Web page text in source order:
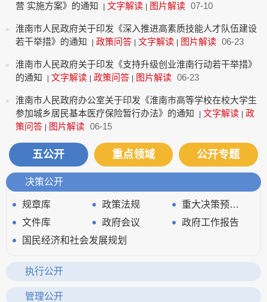
营 实施方案》的通知
文字解读 图片解读 07-10
淮南市人民政府关于印发《深入推进高素质技能人才队伍建设
若干举措》的通知
政策问答 文字解读 图片解读 06-23
淮南市人民政府关于印发《支持升级创业淮南行动若干举措》
的通知
文字解读 政策问答 图片解读 06-23
淮南市人民政府办公室关于印发《淮南市高等学校在校大学生
参加城乡居民基本医疗保险暂行办法》的通知
文字解读
政
策问答
图片解读 06-15
五公开 重点领域 公开专题
决策公开
规章库 政策法规
重大决策预公开
文件库
政府会议
政府工作报告
国民经济和社会发展规划
执行公开
管理公开